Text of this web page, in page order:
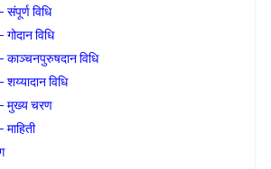
संपूर्ण विधि
गोदान विधि
– काञ्चनपुरुषदान विधि
शय्यादान विधि
– मुख्य चरण
माहिती